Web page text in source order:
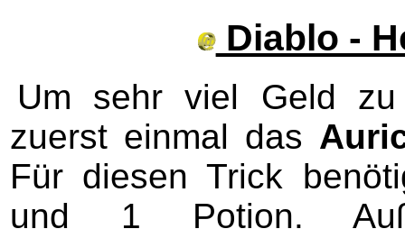
Diablo -
Um sehr viel Geld
zuerst einmal das
Für diesen Trick
und 1 Potion.